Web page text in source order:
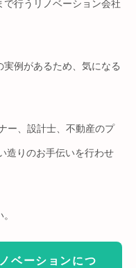
行うリノベーション会社
実例があるため、気になる
ー、設計士、不動産のプ
造りのお手伝いを行わせ
ベーションにつ